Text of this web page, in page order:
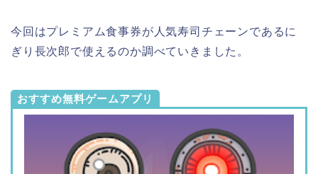
今回はプレミアム食事券が人気寿司チェーンであるに
ぎり長次郎で使えるのか調べていきました。
おすすめ無料ゲームアプリ